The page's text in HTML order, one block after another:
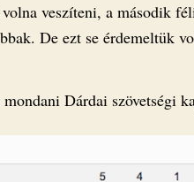
veszíteni, a második
De ezt se érdemeltük
Dárdai szövetségi